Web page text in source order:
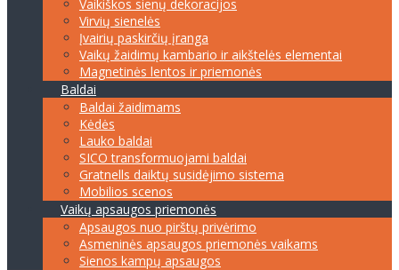
Vaikiškos sienų dekoracijos
Virvių sienelės
Įvairių paskirčių įranga
Vaikų žaidimų kambario ir aikštelės elementai
Magnetinės lentos ir priemonės
Baldai
Baldai žaidimams
Kėdės
Lauko baldai
SICO transformuojami baldai
Gratnells daiktų susidėjimo sistema
Mobilios scenos
Vaikų apsaugos priemonės
Apsaugos nuo pirštų privėrimo
Asmeninės apsaugos priemonės vaikams
Sienos kampų apsaugos